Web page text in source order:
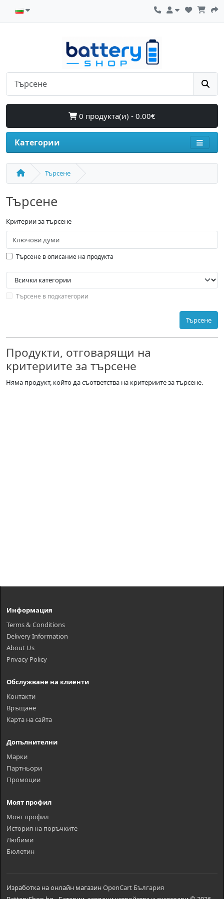
0 продукта(и) - 0.00€
Категории
Търсене
Търсене
Критерии за търсене
Търсене в описание на продукта
Търсене в подкатегории
Търсене
Продукти, отговарящи на
критериите за търсене
Няма продукт, който да съответства на критериите за търсене.
Информация
Terms & Conditions
Delivery Information
About Us
Privacy Policy
Обслужване на клиенти
Контакти
Връщане
Карта на сайта
Допълнителни
Марки
Партньори
Промоции
Моят профил
Моят профил
История на поръчките
Любими
Бюлетин
Изработка на онлайн магазинOpenCart България